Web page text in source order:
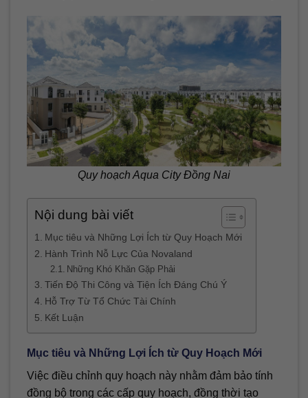
Quy hoạch Aqua City Đồng Nai
Nội dung bài viết
Mục tiêu và Những Lợi Ích từ Quy Hoạch Mới
Hành Trình Nỗ Lực Của Novaland
Những Khó Khăn Gặp Phải
Tiến Độ Thi Công và Tiện Ích Đáng Chú Ý
Hỗ Trợ Từ Tổ Chức Tài Chính
Kết Luận
Mục tiêu và Những Lợi Ích từ Quy Hoạch Mới
Việc điều chỉnh quy hoạch này nhằm đảm bảo tính
đồng bộ trong các cấp quy hoạch, đồng thời tạo